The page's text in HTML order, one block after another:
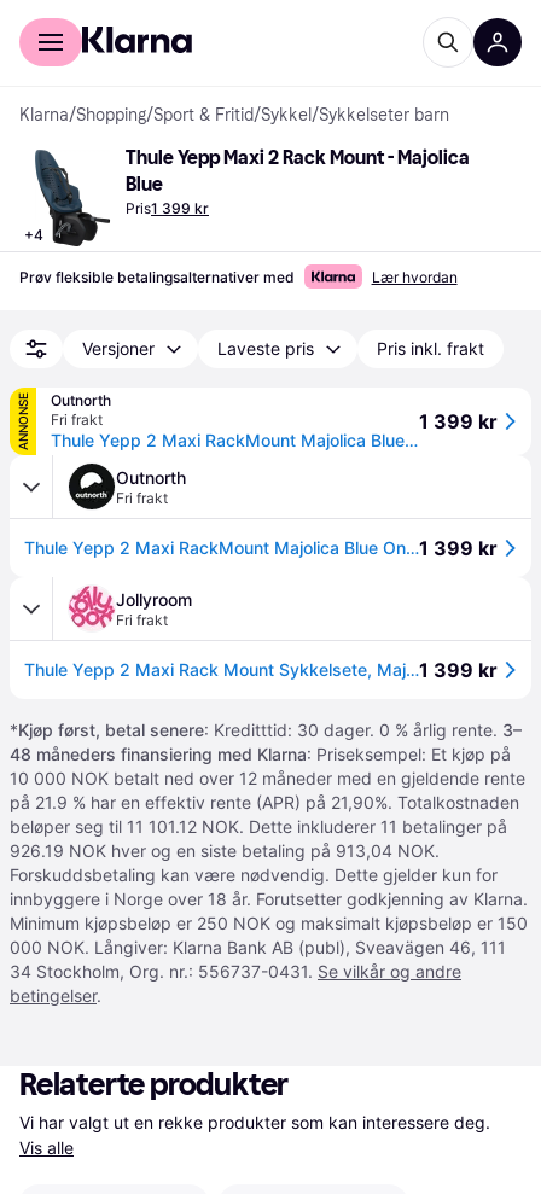
For kunder
Klarna/Shopping/Sport & Fritid/Sykkel /Sykkelseter barn
+4
Thule Yepp Maxi 2 Rack Mount - Majolica
Blue
Pris1 399 kr
Prøv fleksible betalingsalternativer med Lær hvordan
Versjoner Laveste pris Pris inkl. frakt
ANNONSE
Outnorth
Fri frakt
Thule Yepp 2 Maxi RackMount Majolica Blue OneSize
1 399 kr
Outnorth
Fri frakt
Thule Yepp 2 Maxi RackMount Majolica Blue OneSize1 399 kr
Jollyroom
Fri frakt
Thule Yepp 2 Maxi Rack Mount Sykkelsete, Majolica Blue1 399 kr
*Kjøp først, betal senere: Kreditttid: 30 dager. 0 % årlig rente. 3–
48 måneders finansiering med Klarna: Priseksempel: Et kjøp på
10 000 NOK betalt ned over 12 måneder med en gjeldende rente
på 21.9 % har en effektiv rente (APR) på 21,90%. Totalkostnaden
beløper seg til 11 101.12 NOK. Dette inkluderer 11 betalinger på
926.19 NOK hver og en siste betaling på 913,04 NOK.
Forskuddsbetaling kan være nødvendig. Dette gjelder kun for
innbyggere i Norge over 18 år. Forutsetter godkjenning av Klarna.
Minimum kjøpsbeløp er 250 NOK og maksimalt kjøpsbeløp er 150
000 NOK. Långiver: Klarna Bank AB (publ), Sveavägen 46, 111
34 Stockholm, Org. nr.: 556737-0431. Se vilkår og andre
betingelser.
Relaterte produkter
Vis alle